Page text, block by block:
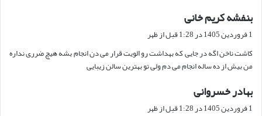
بنفشه کریم خانی
ف
:
1 فروردین 1405 در 1:28 قبل از ظهر
کاشت ناخن اگه در جایی که بهداشت رو الویت قرار می دن انجام بشه هیچ ضرری نداره
من بیش از ده ساله انجام می دم ولی تو بهترین سالن زیبایی
بهادر خسروانی
ف
1 فروردین 1405 در 1:28 قبل از ظهر